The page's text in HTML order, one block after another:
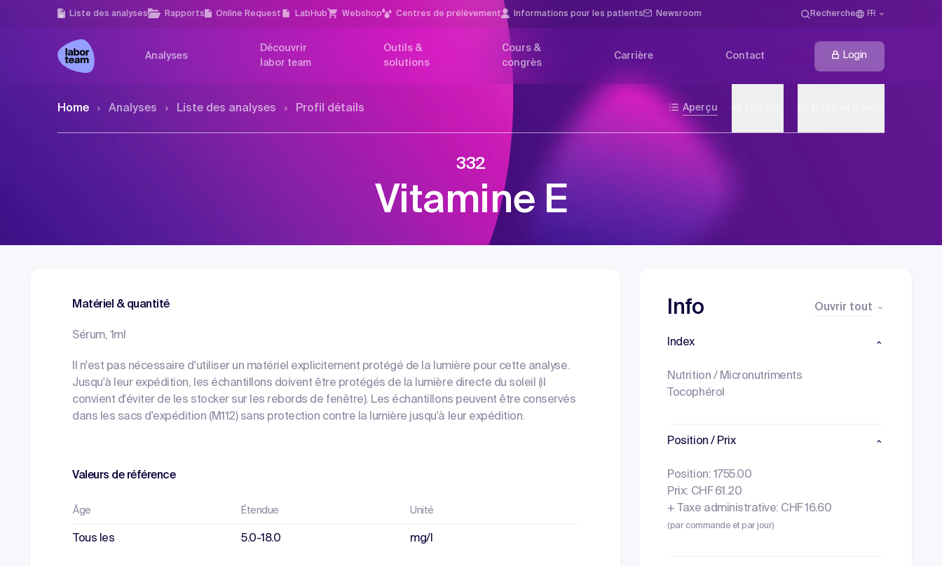
Liste des analyses Rapports Online Request LabHub Webshop Centres de prélèvement Infor­mations pour les patients Newsroom Recherche FR
Analyses
Découvrir
labor team
Outils &
solutions
Cours &
congrès
Carrière Contact Login
Home Analyses Liste des analyses Profil détails Aperçu
332
Vitamine E
Matériel & quantité
Sérum, 1ml
Il n'est pas nécessaire d'utiliser un matériel explicitement protégé de la lumière pour cette analyse.
Jusqu'à leur expédition, les échantillons doivent être protégés de la lumière directe du soleil (il
convient d'éviter de les stocker sur les rebords de fenêtre). Les échantillons peuvent être conservés
dans les sacs d'expédition (M112) sans protection contre la lumière jusqu'à leur expédition.
Valeurs de référence
Âge Étendue Unité
Tous les 5.0-18.0 mg/l
Info Ouvrir tout
Index
Nutrition / Micronutriments
Tocophérol
Position / Prix
Position: 1755.00
Prix: CHF 61.20
+ Taxe administrative: CHF 16.60
(par commande et par jour)